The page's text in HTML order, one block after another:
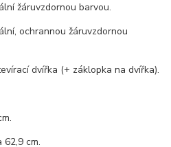
žáruvzdornou barvou.
ochrannou žáruvzdornou
dvířka (+ záklopka na dvířka).
62,9 cm.